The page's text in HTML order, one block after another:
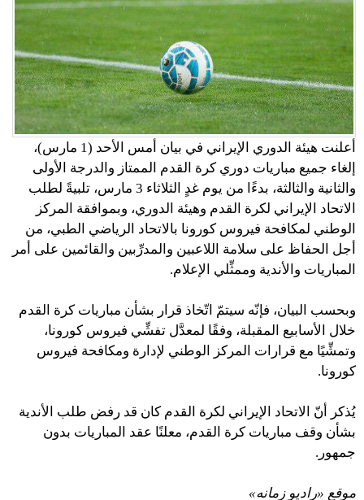
أعلنت هيئة الدوري الإيراني في بيان أمس الأحد (1 مارس)،
إلغاء جميع مباريات دوري كرة القدم الممتاز والدرجة الأولى
والثانية والثالثة، بدءًا من يوم غدٍ الثلاثاء 3 مارس، تلبيةً لطلب
الاتحاد الإيراني لكرة القدم وهيئة الدوري، وبموافقة المركز
الوطني لمكافحة فيروس كورونا بالاتحاد الرياضي الطبي، من
أجل الحفاظ على سلامة اللاعبين والمدرِّبين والقائمين على أمر
المباريات والأندية وممثِّلي الإعلام.
وبحسب البيان، فإنّه سيتمّ اتّخاذ قرار بشأن مباريات كرة القدم
خلال الأسابيع المقبلة، وفقًا لمعدَّل تفشِّي فيروس كورونا،
وتمشِّيًا مع قرارات المركز الوطني لإدارة ومكافحة فيروس
كورونا.
يُذكر أنّ الاتحاد الإيراني لكرة القدم كان قد رفض طلب الأندية
بشأن وقف مباريات كرة القدم، معلنًا عقد المباريات بدون
جمهور.
موقع «راديو زمانه»